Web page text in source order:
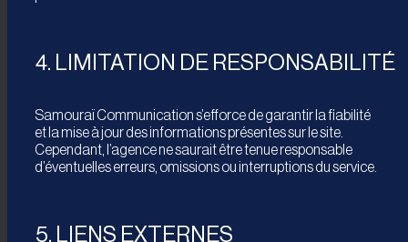
4. LIMITATION DE RESPONSABILITÉ
Samouraï Communication s’efforce de garantir la fiabilité
et la mise à jour des informations présentes sur le site.
Cependant, l’agence ne saurait être tenue responsable
d’éventuelles erreurs, omissions ou interruptions du service.
5. LIENS EXTERNES